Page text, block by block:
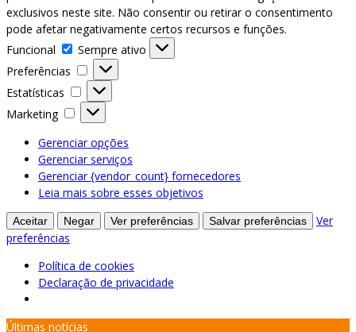
exclusivos neste site. Não consentir ou retirar o consentimento
pode afetar negativamente certos recursos e funções.
Funcional
Funcional
Sempre ativo
Preferências
Preferências
Estatísticas
Estatísticas
Marketing
Marketing
Gerenciar opções
Gerenciar serviços
Gerenciar {vendor_count} fornecedores
Leia mais sobre esses objetivos
Aceitar Negar Ver preferências Salvar preferências
Ver
preferências
Política de cookies
Declaração de privacidade
Skip
Últimas notícias